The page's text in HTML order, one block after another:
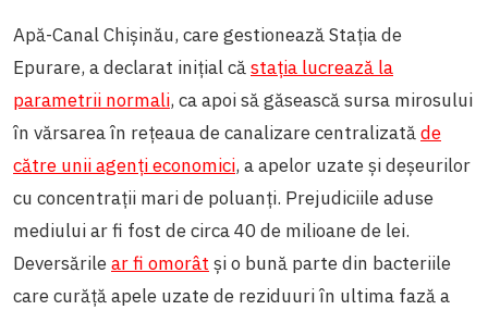
Apă-Canal Chișinău, care gestionează Stația de
Epurare, a declarat inițial căstația lucrează la
parametrii normali, ca apoi să găsească sursa mirosului
în vărsarea în rețeaua de canalizare centralizatăde
către unii agenți economici, a apelor uzate și deșeurilor
cu concentrații mari de poluanți. Prejudiciile aduse
mediului ar fi fost de circa 40 de milioane de lei.
Deversărilear fi omorât și o bună parte din bacteriile
care curăță apele uzate de reziduuri în ultima fază a